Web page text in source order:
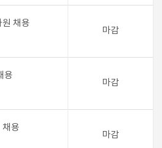
채용
마감
용
마감
채용
마감